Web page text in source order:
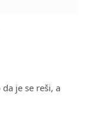
je se reši, a